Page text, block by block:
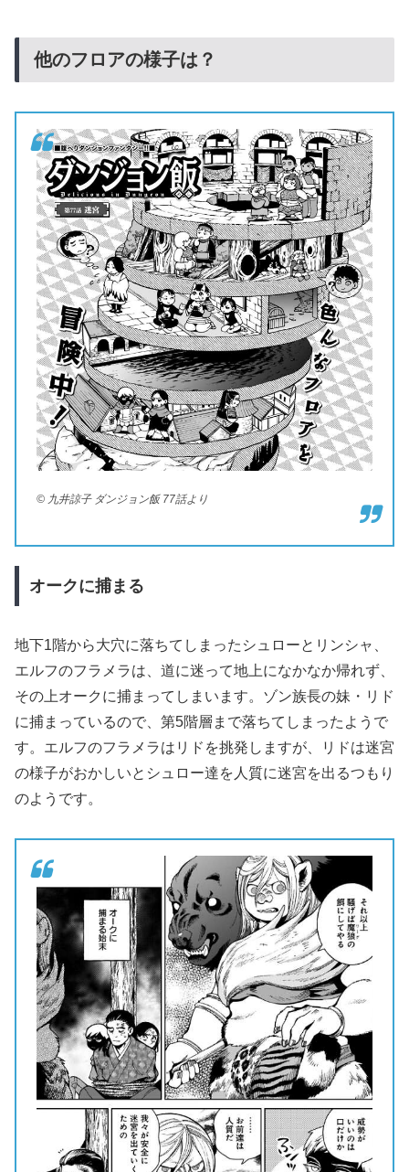
他のフロアの様子は？
© 九井諒子 ダンジョン飯 77話より
オークに捕まる
地下1階から大穴に落ちてしまったシュローとリンシャ、
エルフのフラメラは、道に迷って地上になかなか帰れず、
その上オークに捕まってしまいます。ゾン族長の妹・リド
に捕まっているので、第5階層まで落ちてしまったようで
す。エルフのフラメラはリドを挑発しますが、リドは迷宮
の様子がおかしいとシュロー達を人質に迷宮を出るつもり
のようです。